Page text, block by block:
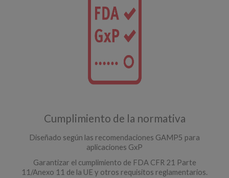
Cumplimiento de la normativa
Diseñado según las recomendaciones GAMP5 para
aplicaciones GxP
Garantizar el cumplimiento de FDA CFR 21 Parte
11/Anexo 11 de la UE y otros requisitos reglamentarios.